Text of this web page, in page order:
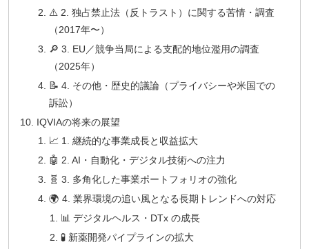
⚠️ 2. 独占禁止法（反トラスト）に関する苦情・調査
（2017年〜）
🔎 3. EU／競争当局による支配的地位濫用の調査
（2025年）
📝 4. その他・歴史的議論（プライバシーや米国での
訴訟）
IQVIAの将来の展望
📈 1. 継続的な事業成長と収益拡大
🤖 2. AI・自動化・デジタル技術への注力
🧬 3. 多角化した事業ポートフォリオの強化
🌍 4. 業界環境の追い風となる長期トレンドへの対応
📊 デジタルヘルス・DTx の成長
🧪 新薬開発パイプラインの拡大